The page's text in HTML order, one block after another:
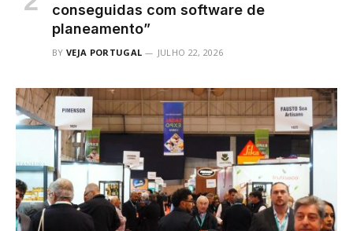
conseguidas com software de
planeamento”
BY VEJA PORTUGAL JULHO 22, 2026